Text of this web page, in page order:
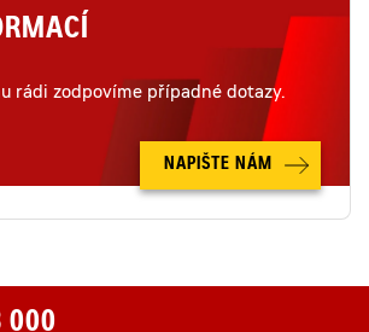
rádi zodpovíme případné dotazy.
NAPIŠTE NÁM
000